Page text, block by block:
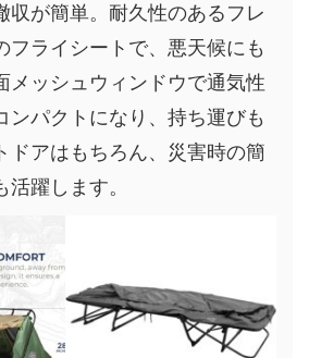
収が簡単。耐久性のあるフレ
フライシートで、悪天候にも
メッシュウィンドウで通気性
ンパクトになり、持ち運びも
ドアはもちろん、災害時の簡
躍します。